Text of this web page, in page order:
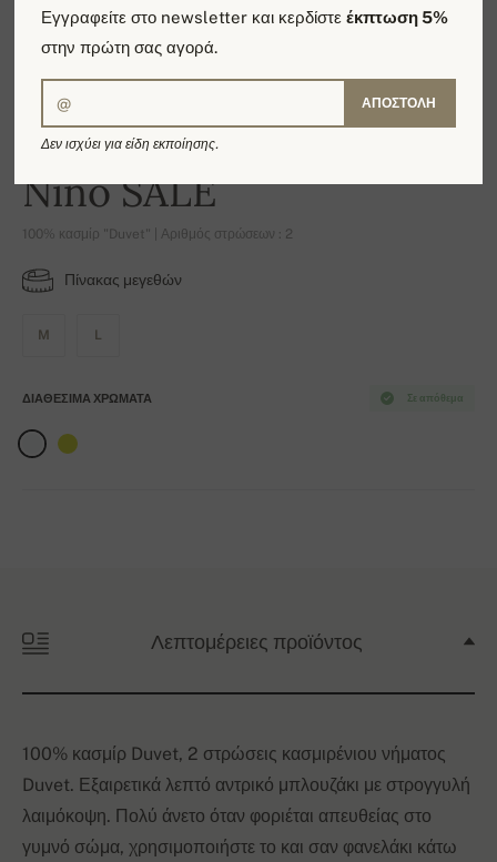
-17%
Nino SALE
100% κασμίρ "Duvet" | Αριθμός στρώσεων : 2
Πίνακας μεγεθών
M L
Σε απόθεμα
ΔΙΑΘΈΣΙΜΑ ΧΡΏΜΑΤΑ
Λεπτομέρειες προϊόντος
100% κασμίρ Duvet, 2 στρώσεις κασμιρένιου νήματος
Duvet. Εξαιρετικά λεπτό αντρικό μπλουζάκι με στρογγυλή
λαιμόκοψη. Πολύ άνετο όταν φοριέται απευθείας στο
γυμνό σώμα, χρησιμοποιήστε το και σαν φανελάκι κάτω
Εγγραφείτε στο newsletter και κερδίστεέκπτωση 5%
στην πρώτη σας αγορά.
ΑΠΟΣΤΟΛΉ
Δεν ισχύει για είδη εκποίησης.